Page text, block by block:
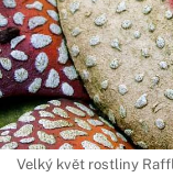
Velký květ rostliny